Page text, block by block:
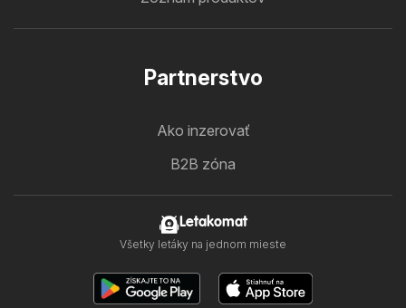
Partnerstvo
Ako inzerovať
B2B zóna
Letakomat
Všetky letáky na jednom mieste